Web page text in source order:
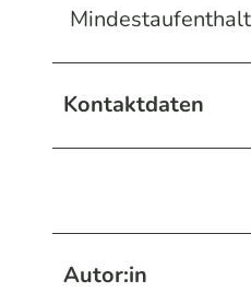
Kontaktdaten
Autor:in